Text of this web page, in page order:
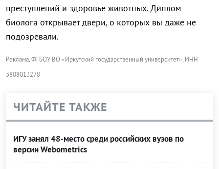
преступлений и здоровье животных. Диплом
биолога открывает двери, о которых вы даже не
подозревали.
Реклама, ФГБОУ ВО «Иркутский государственный университет», ИНН
3808013278
ЧИТАЙТЕ ТАКЖЕ
ИГУ занял 48-место среди российских вузов по
версии Webometrics